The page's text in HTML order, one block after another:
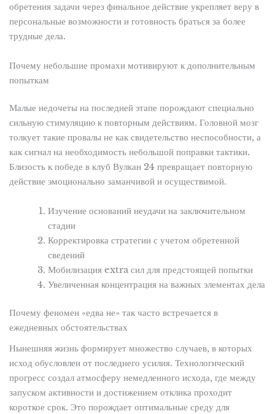
обретения задачи через финальное действие укрепляет веру в
персональные возможности и готовность браться за более
трудные дела.
Почему небольшие промахи мотивируют к дополнительным
попыткам
Малые недочеты на последней этапе порождают специально
сильную стимуляцию к повторным действиям. Головной мозг
толкует такие провалы не как свидетельство неспособности, а
как сигнал на необходимость небольшой поправки тактики.
Близость к победе в клуб Вулкан 24 превращает повторную
действие эмоционально заманчивой и осуществимой.
Изучение оснований неудачи на заключительном
стадии
Корректировка стратегии с учетом обретенной
сведений
Мобилизация extra сил для предстоящей попытки
Увеличенная концентрация на важных элементах дела
Почему феномен «едва не» так часто встречается в
ежедневных обстоятельствах
Нынешняя жизнь формирует множество случаев, в которых
исход обусловлен от последнего усилия. Технологический
прогресс создал атмосферу немедленного исхода, где между
запуском активности и достижением отклика проходит
короткое срок. Это порождает оптимальные среду для